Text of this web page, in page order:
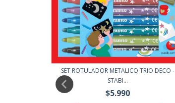
SET ROTULADOR METALICO TRIO DECO -
STABI...
$5.990